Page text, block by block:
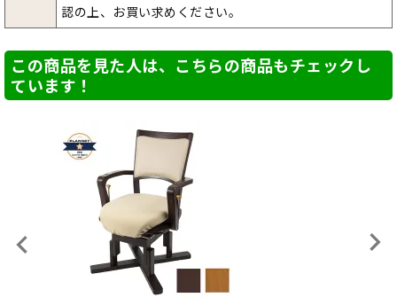
認の上、お買い求めください。
この商品を見た人は、こちらの商品もチェックし
ています！